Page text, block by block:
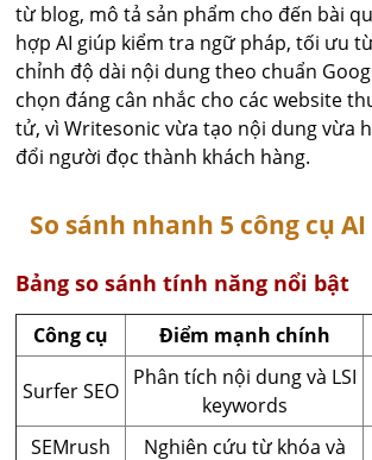
từ blog, mô tả sản phẩm cho đến bài
hợp AI giúp kiểm tra ngữ pháp, tối ưu
chỉnh độ dài nội dung theo chuẩn
chọn đáng cân nhắc cho các website
tử, vì Writesonic vừa tạo nội dung vừa
đổi người đọc thành khách hàng.
So sánh nhanh 5 công cụ
Bảng so sánh tính năng nổi bật
Công cụ Điểm mạnh chính
Surfer SEO
Phân tích nội dung và LSI
keywords
SEMrush
Nghiên cứu từ khóa và